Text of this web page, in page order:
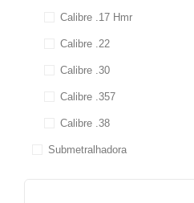
Calibre .17 Hmr
Calibre .22
Calibre .30
Calibre .357
Calibre .38
Submetralhadora